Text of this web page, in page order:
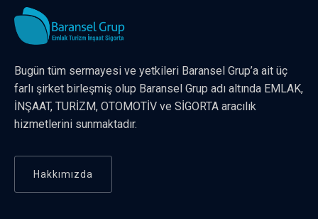
Bugün tüm sermayesi ve yetkileri Baransel Grup’a ait üç
farlı şirket birleşmiş olup Baransel Grup adı altında EMLAK,
İNŞAAT, TURİZM, OTOMOTİV ve SİGORTA aracılık
hizmetlerini sunmaktadır.
Hakkımızda